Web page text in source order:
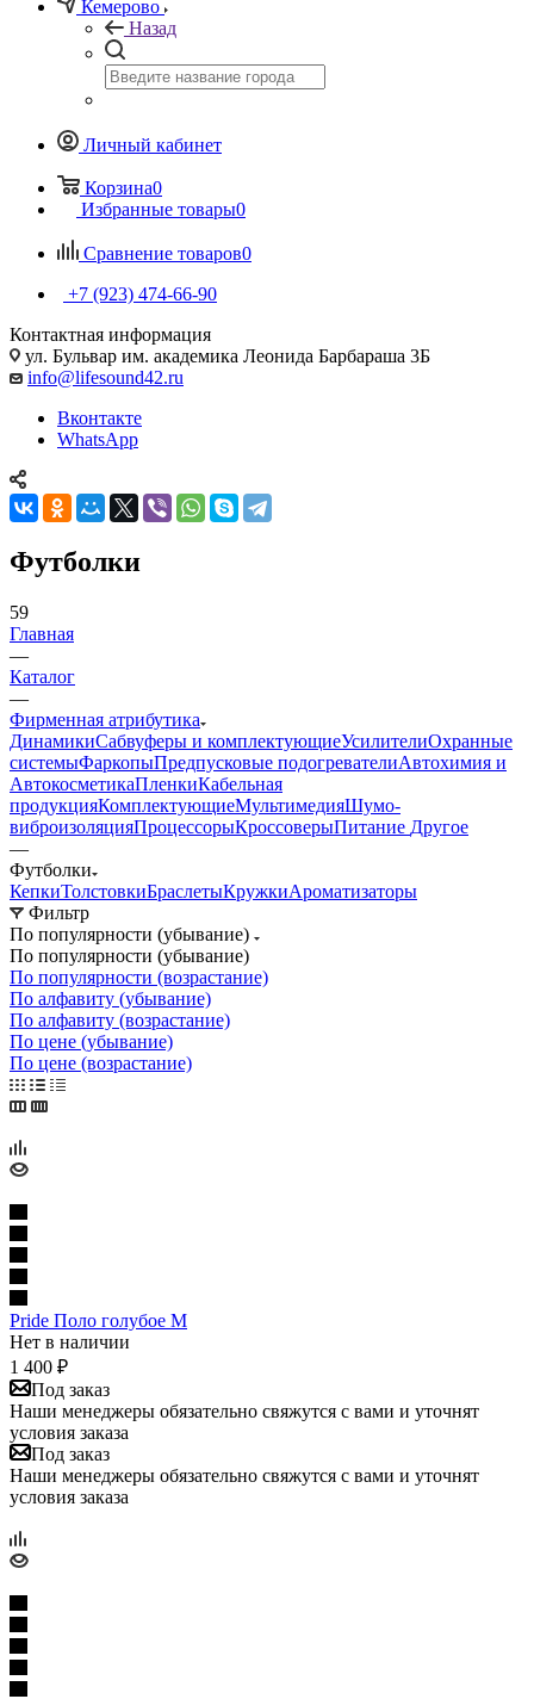
Кемерово
Назад
Личный кабинет
Корзина0
Избранные товары0
Сравнение товаров0
+7 (923) 474-66-90
Контактная информация
ул. Бульвар им. академика Леонида Барбараша 3Б
info@lifesound42.ru
Вконтакте
WhatsApp
Футболки
59
Главная
—
Каталог
—
Фирменная атрибутика
ДинамикиСабвуферы и комплектующиеУсилителиОхранные
системыФаркопыПредпусковые подогревателиАвтохимия и
АвтокосметикаПленкиКабельная
продукцияКомплектующиеМультимедияШумо-
виброизоляцияПроцессорыКроссоверыПитание Другое
—
Футболки
КепкиТолстовкиБраслетыКружкиАроматизаторы
Фильтр
По популярности (убывание)
По популярности (убывание)
По популярности (возрастание)
По алфавиту (убывание)
По алфавиту (возрастание)
По цене (убывание)
По цене (возрастание)
Pride Поло голубое M
Нет в наличии
1 400 ₽
Под заказ
Наши менеджеры обязательно свяжутся с вами и уточнят
условия заказа
Под заказ
Наши менеджеры обязательно свяжутся с вами и уточнят
условия заказа